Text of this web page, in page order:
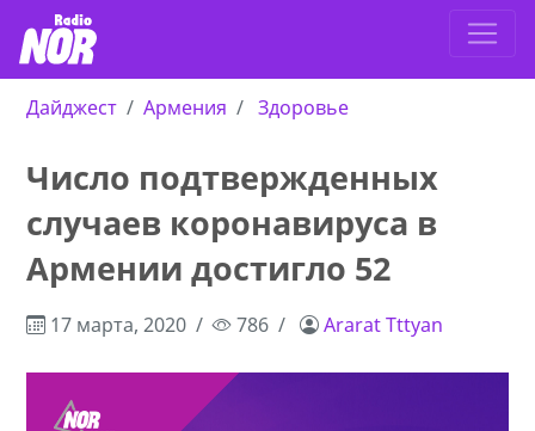
Дайджест Армения Здоровье
Число подтвержденных
случаев коронавируса в
Армении достигло 52
17 марта, 2020 786 Ararat Tttyan